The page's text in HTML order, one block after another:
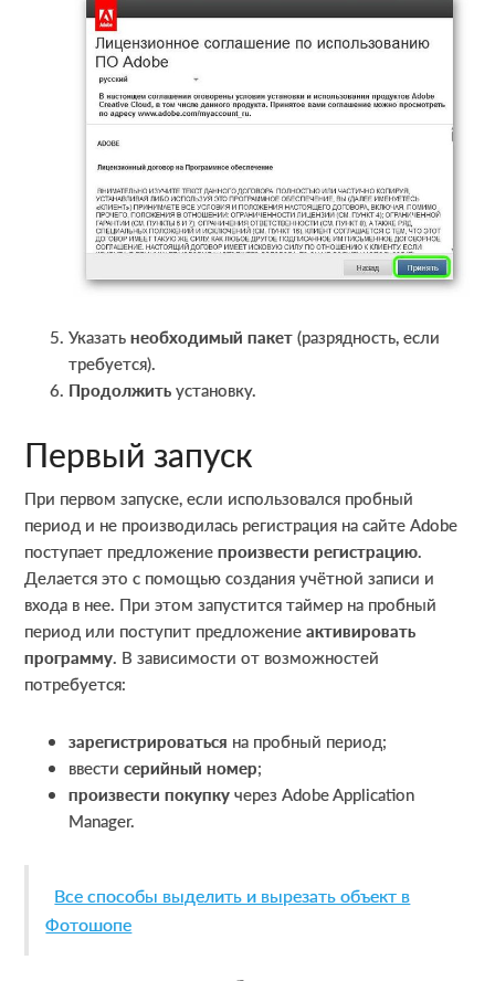
Указатьнеобходимый пакет(разрядность, если
требуется).
Продолжитьустановку.
Первый запуск
При первом запуске, если использовался пробный
период и не производилась регистрация на сайте Adobe
поступает предложениепроизвести регистрацию.
Делается это с помощью создания учётной записи и
входа в нее. При этом запустится таймер на пробный
период или поступит предложениеактивировать
программу. В зависимости от возможностей
потребуется:
зарегистрироваться на пробный период;
ввестисерийный номер;
произвести покупкучерез Adobe Application
Manager.
Все способы выделить и вырезать объект в
Фотошопе